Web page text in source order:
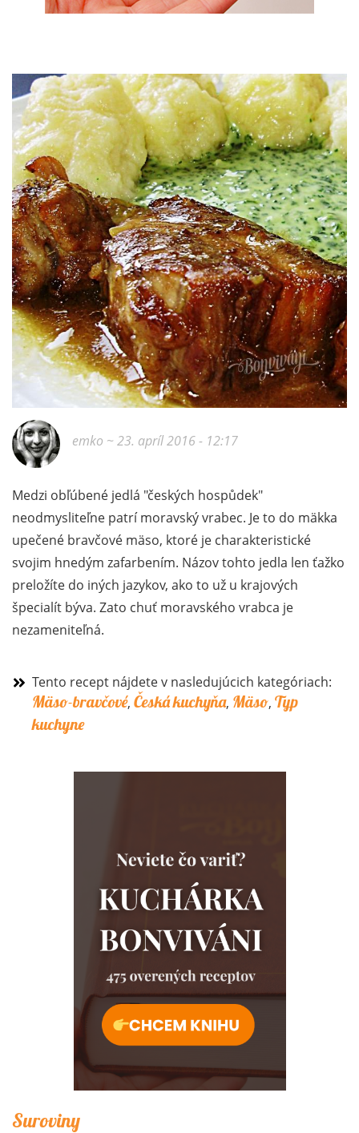
emko ~ 23. apríl 2016 - 12:17
Medzi obľúbené jedlá "českých hospůdek"
neodmysliteľne patrí moravský vrabec. Je to do mäkka
upečené bravčové mäso, ktoré je charakteristické
svojim hnedým zafarbením. Názov tohto jedla len ťažko
preložíte do iných jazykov, ako to už u krajových
špecialít býva. Zato chuť moravského vrabca je
nezameniteľná.
Tento recept nájdete v nasledujúcich kategóriach:
Mäso-bravčové, Česká kuchyňa, Mäso, Typ
kuchyne
Suroviny